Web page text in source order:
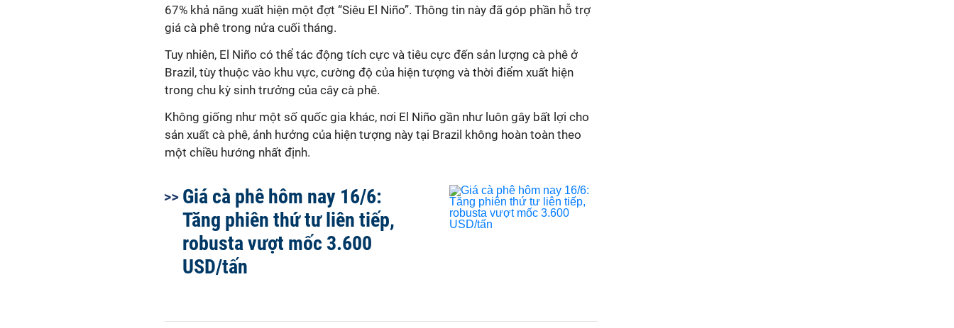
67% khả năng xuất hiện một đợt “Siêu El Niño”. Thông tin này đã góp phần hỗ trợ
giá cà phê trong nửa cuối tháng.
Tuy nhiên, El Niño có thể tác động tích cực và tiêu cực đến sản lượng cà phê ở
Brazil, tùy thuộc vào khu vực, cường độ của hiện tượng và thời điểm xuất hiện
trong chu kỳ sinh trưởng của cây cà phê.
Không giống như một số quốc gia khác, nơi El Niño gần như luôn gây bất lợi cho
sản xuất cà phê, ảnh hưởng của hiện tượng này tại Brazil không hoàn toàn theo
một chiều hướng nhất định.
Giá cà phê hôm nay 16/6:
Tăng phiên thứ tư liên tiếp,
robusta vượt mốc 3.600
USD/tấn